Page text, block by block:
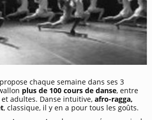
chaque semaine dans ses 3
plus de 100 cours de danse, entre
adultes. Danse intuitive, afro-ragga,
, classique, il y en a pour tous les goûts.